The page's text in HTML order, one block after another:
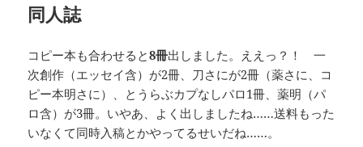
同人誌
コピー本も合わせると8冊出しました。ええっ？！ 一
次創作（エッセイ含）が2冊、刀さにが2冊（薬さに、コ
ピー本明さに）、とうらぶカプなしパロ1冊、薬明（パ
ロ含）が3冊。いやあ、よく出しましたね……送料もった
いなくて同時入稿とかやってるせいだね……。